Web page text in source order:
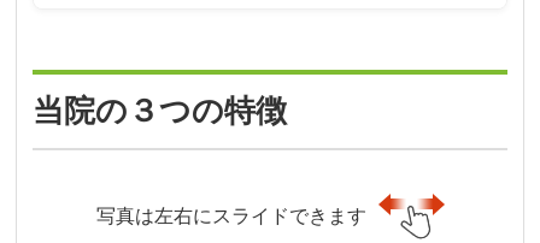
し、まずは身体という器を整えることで、心の
安定にもつながります。
中的に身体の緊張を解いていくのが理想的で
す。お身体の変化が実感できて来たら、徐々に
間隔を空けて施術を続けていければと存じま
当院の３つの特徴
写真は左右にスライドできます